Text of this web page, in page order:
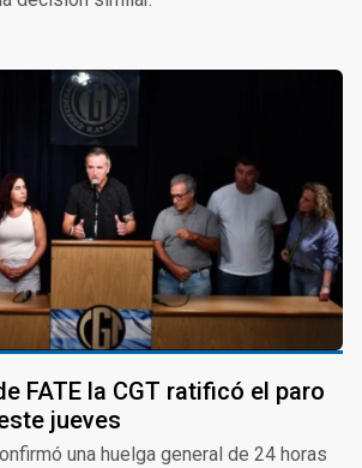
FATE la CGT ratificó el paro
jueves
una huelga general de 24 horas